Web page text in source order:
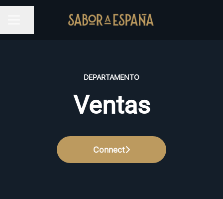
MENU DE CARREIRAS
Partilhar página
DEPARTAMENTO
Ventas
Connect